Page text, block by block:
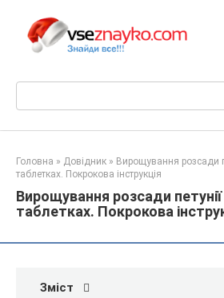
вмісту
Головна » Довідник » Вирощування розсади
таблетках. Покрокова інструкція
Вирощування розсади
таблетках. Покрокова
Зміст